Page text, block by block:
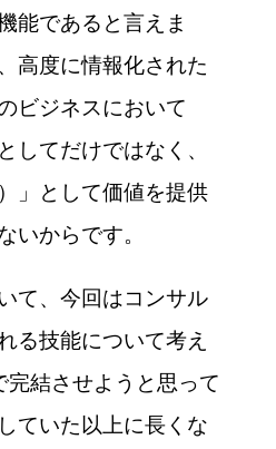
能であると言えま
高度に情報化された
ビジネスにおいて
してだけではなく、
」として価値を提供
いからです。
て、今回はコンサル
る技能について考え
完結させようと思って
ていた以上に長くな